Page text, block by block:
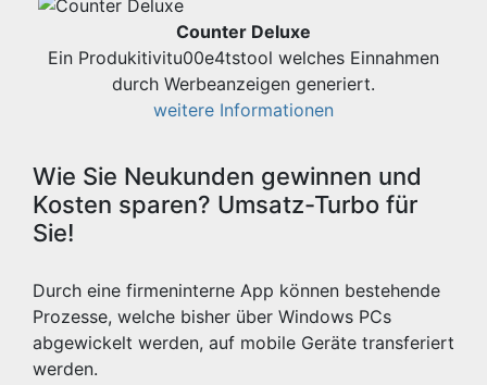
Counter Deluxe
Ein Produkitivitu00e4tstool welches Einnahmen
durch Werbeanzeigen generiert.
weitere Informationen
Wie Sie Neukunden gewinnen und
Kosten sparen? Umsatz-Turbo für
Sie!
Durch eine firmeninterne App können bestehende
Prozesse, welche bisher über Windows PCs
abgewickelt werden, auf mobile Geräte transferiert
werden.